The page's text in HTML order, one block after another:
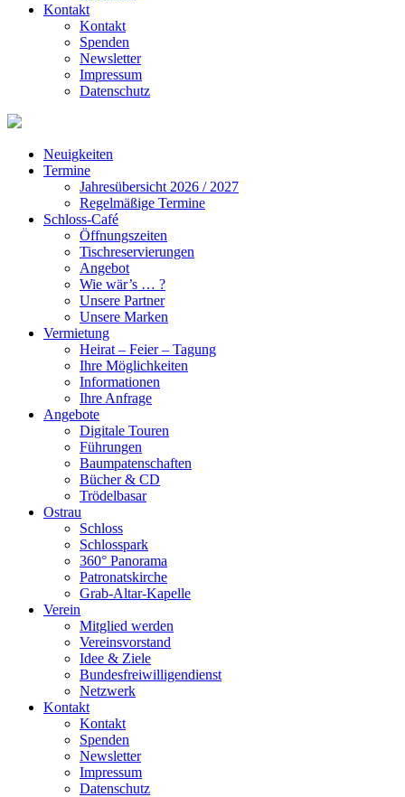
Kontakt
Kontakt
Spenden
Newsletter
Impressum
Datenschutz
Neuigkeiten
Termine
Jahresübersicht 2026 / 2027
Regelmäßige Termine
Schloss-Café
Öffnungszeiten
Tischreservierungen
Angebot
Wie wär’s … ?
Unsere Partner
Unsere Marken
Vermietung
Heirat – Feier – Tagung
Ihre Möglichkeiten
Informationen
Ihre Anfrage
Angebote
Digitale Touren
Führungen
Baumpatenschaften
Bücher & CD
Trödelbasar
Ostrau
Schloss
Schlosspark
360° Panorama
Patronatskirche
Grab-Altar-Kapelle
Verein
Mitglied werden
Vereinsvorstand
Idee & Ziele
Bundesfreiwilligendienst
Netzwerk
Kontakt
Kontakt
Spenden
Newsletter
Impressum
Datenschutz